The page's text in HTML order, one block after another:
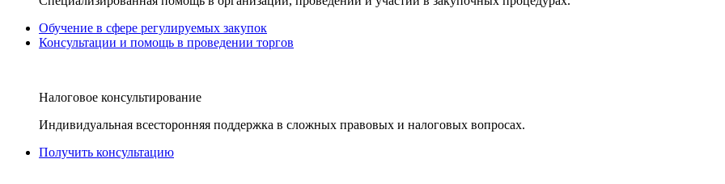
Обучение в сфере регулируемых закупок
Консультации и помощь в проведении торгов
Налоговое консультирование
Индивидуальная всесторонняя поддержка в сложных правовых и налоговых вопросах.
Получить консультацию